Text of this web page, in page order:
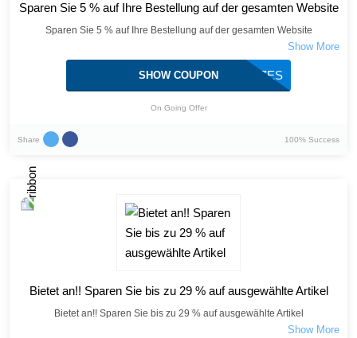
Sparen Sie 5 % auf Ihre Bestellung auf der gesamten Website
Sparen Sie 5 % auf Ihre Bestellung auf der gesamten Website
BLAZES
SHOW COUPON
On Going Offer
Share 100% Success
Bietet an!! Sparen Sie bis zu 29 % auf ausgewählte Artikel
Bietet an!! Sparen Sie bis zu 29 % auf ausgewählte Artikel